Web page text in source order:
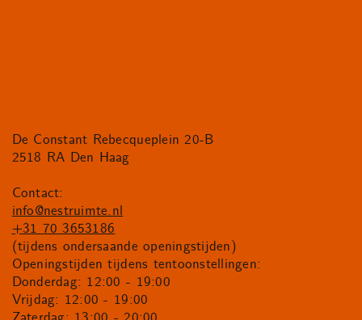
De Constant Rebecqueplein 20-B
2518 RA Den Haag
Contact:
info@nestruimte.nl
+31 70 3653186
(tijdens ondersaande openingstijden)
Openingstijden tijdens tentoonstellingen:
Donderdag: 12:00 - 19:00
Vrijdag: 12:00 - 19:00